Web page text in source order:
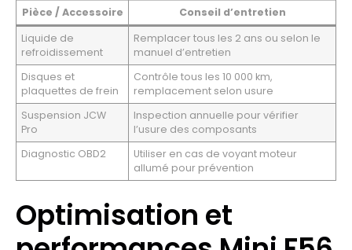
Pièce / Accessoire
Conseil d’entretien
Liquide de
refroidissement
Remplacer tous les 2 ans ou selon le
manuel d’entretien
Disques et
plaquettes de frein
Contrôle tous les 10 000 km,
remplacement selon usure
Suspension JCW
Pro
Inspection annuelle pour vérifier
l’usure des composants
Diagnostic OBD2
Utiliser en cas de voyant moteur
allumé pour prévention
Optimisation et